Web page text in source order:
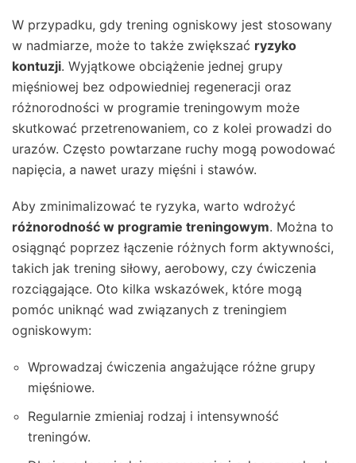
W przypadku, gdy trening ogniskowy jest stosowany
w nadmiarze, może to także zwiększać ryzyko
kontuzji. Wyjątkowe obciążenie jednej grupy
mięśniowej bez odpowiedniej regeneracji oraz
różnorodności w programie treningowym może
skutkować przetrenowaniem, co z kolei prowadzi do
urazów. Często powtarzane ruchy mogą powodować
napięcia, a nawet urazy mięśni i stawów.
Aby zminimalizować te ryzyka, warto wdrożyć
różnorodność w programie treningowym. Można to
osiągnąć poprzez łączenie różnych form aktywności,
takich jak trening siłowy, aerobowy, czy ćwiczenia
rozciągające. Oto kilka wskazówek, które mogą
pomóc uniknąć wad związanych z treningiem
ogniskowym:
Wprowadzaj ćwiczenia angażujące różne grupy
mięśniowe.
Regularnie zmieniaj rodzaj i intensywność
treningów.